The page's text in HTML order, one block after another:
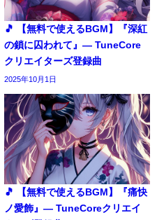
🎵 【無料で使えるBGM】『深紅
の鎖に囚われて』― TuneCore
クリエイターズ登録曲
2025年10月1日
🎵 【無料で使えるBGM】『痛快
ノ愛飾』― TuneCoreクリエイ